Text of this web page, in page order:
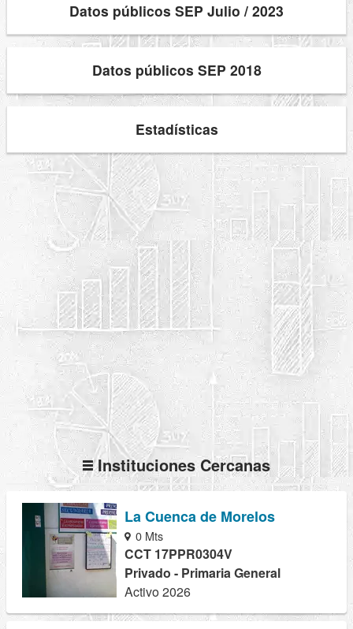
Datos públicos SEP Julio / 2023
Datos públicos SEP 2018
Estadísticas
Instituciones Cercanas
La Cuenca de Morelos
0 Mts
CCT 17PPR0304V
Privado - Primaria General
Activo 2026